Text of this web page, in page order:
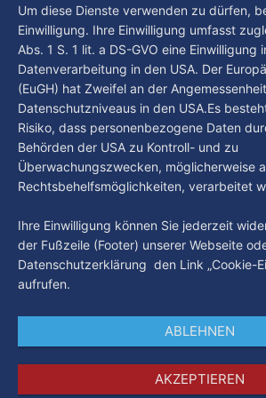
By Luca Kimmel 6. Aug. 2026
Um diese Dienste verwenden zu dürfen,
Einwilligung. Ihre Einwilligung umfasst
Abs. 1 S. 1 lit. a DS-GVO eine Einwilligung
Datenverarbeitung in den USA. Der
(EuGH) hat Zweifel an der
Datenschutzniveaus in den USA.Es
Risiko, dass personenbezogene Daten
Behörden der USA zu Kontroll- und zu
Überwachungszwecken, möglicherweise
Rechtsbehelfsmöglichkeiten, verarbeitet
Ihre Einwilligung können Sie jederzeit
der Fußzeile (Footer) unserer Webseite
Datenschutzerklärung den Link „Cookie-
aufrufen.
ABLEHNEN
AKZEPTIEREN